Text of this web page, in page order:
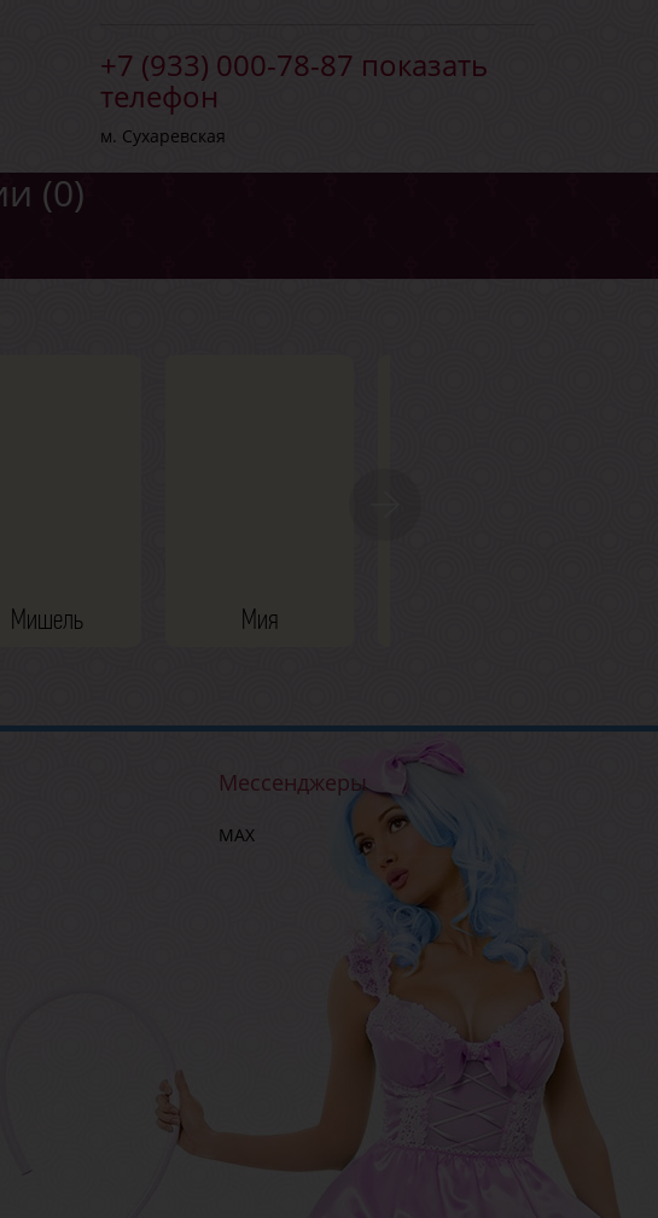
+7 (933) 000-78-87 показать
телефон
м. Сухаревская
(0)
Мишель Мия
Мессенджеры
MAX